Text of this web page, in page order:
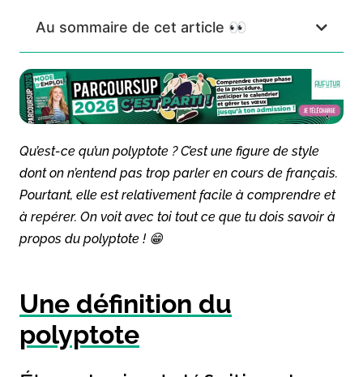
Au sommaire de cet article 👀
Qu’est-ce qu’un polyptote ? C’est une figure de style
dont on n’entend pas trop parler en cours de français.
Pourtant, elle est relativement facile à comprendre et
à repérer. On voit avec toi tout ce que tu dois savoir à
propos du polyptote ! 😁
Une définition du
polyptote